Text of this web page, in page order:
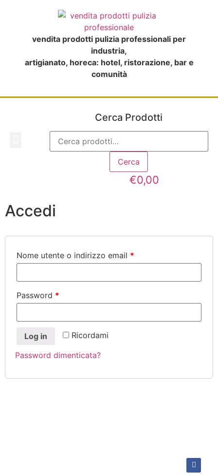
vendita prodotti pulizia professionali per
industria,
artigianato, horeca: hotel, ristorazione, bar e
comunità
Cerca Prodotti
Cerca
€0,00
Accedi
Nome utente o indirizzo email *
Password *
Ricordami
Log in
Password dimenticata?